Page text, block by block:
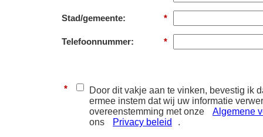
*
Stad/gemeente:
*
Telefoonnummer:
*
Door dit vakje aan te vinken, bevestig ik
ermee instem dat wij uw informatie
overeenstemming met onze
Algemene
ons
Privacy beleid